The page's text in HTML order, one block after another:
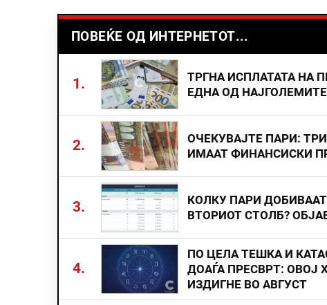
ПОВЕЌЕ ОД ИНТЕРНЕТОТ...
1.
ТРГНА ИСПЛАТАТА НА
ЕДНА ОД
2.
ОЧЕКУВАЈТЕ ПАРИ:
ИМААТ ФИНАНСИСКИ
3.
КОЛКУ ПАРИ
ВТОРИОТ СТОЛБ?
4.
ПО ЦЕЛА ТЕШКА И
ДОАЃА ПРЕСВРТ: ОВОЈ
ИЗДИГНЕ ВО АВГУСТ